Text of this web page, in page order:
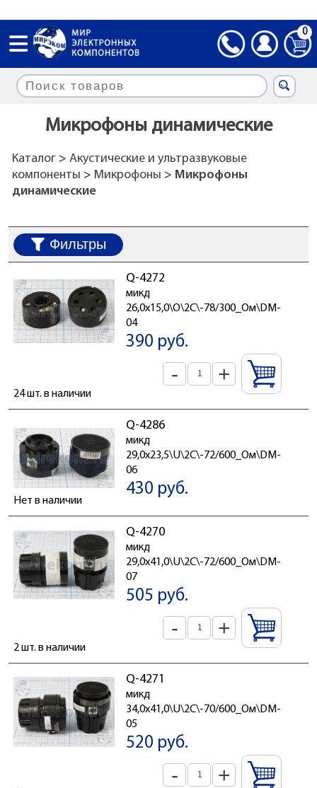
0
Микрофоны динамические
Каталог> Акустические и ультразвуковые
компоненты > Микрофоны > Микрофоны
динамические
Фильтры
Q-4272
микд
26,0x15,0\O\2C\-78/300_Ом\DM-
04
390 руб.
- +
24 шт. в наличии
Q-4286
микд
29,0x23,5\U\2C\-72/600_Ом\DM-
06
430 руб.
Нет в наличии
Q-4270
микд
29,0x41,0\U\2C\-72/600_Ом\DM-
07
505 руб.
- +
2 шт. в наличии
Q-4271
микд
34,0x41,0\U\2C\-70/600_Ом\DM-
05
520 руб.
- +